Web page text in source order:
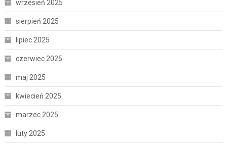
wrzesień 2025
sierpień 2025
lipiec 2025
czerwiec 2025
maj 2025
kwiecień 2025
marzec 2025
luty 2025